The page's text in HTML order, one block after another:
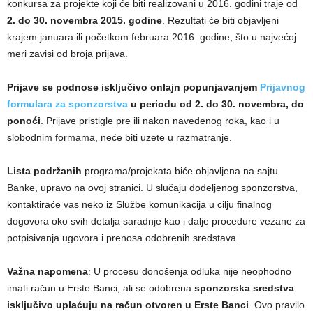
konkursa za projekte koji će biti realizovani u 2016. godini traje od
2. do 30. novembra 2015. godine . Rezultati će biti objavljeni
krajem januara ili početkom februara 2016. godine, što u najvećoj
meri zavisi od broja prijava.
Prijave se podnose isključivo onlajn popunjavanjem Prijavnog
formulara za sponzorstva u periodu od 2. do 30. novembra, do
ponoći . Prijave pristigle pre ili nakon navedenog roka, kao i u
slobodnim formama, neće biti uzete u razmatranje.
Lista podržanih programa/projekata biće objavljena na sajtu
Banke, upravo na ovoj stranici. U slučaju dodeljenog sponzorstva,
kontaktiraće vas neko iz Službe komunikacija u cilju finalnog
dogovora oko svih detalja saradnje kao i dalje procedure vezane za
potpisivanja ugovora i prenosa odobrenih sredstava.
Važna napomena: U procesu donošenja odluka nije neophodno
imati račun u Erste Banci, ali se odobrena sponzorska sredstva
isključivo uplaćuju na račun otvoren u Erste Banci . Ovo pravilo